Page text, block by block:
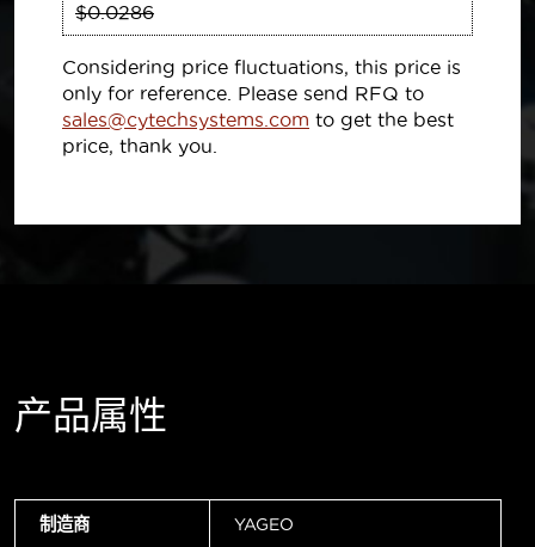
$0.0286
Considering price fluctuations, this price is
only for reference. Please send RFQ to
sales@cytechsystems.com to get the best
price, thank you.
产品属性
制造商 YAGEO